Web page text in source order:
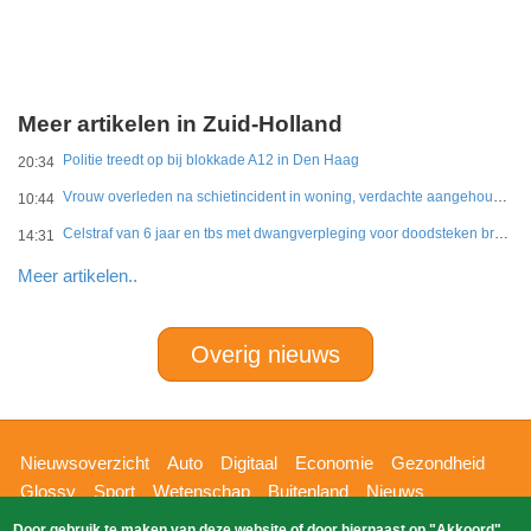
Meer artikelen in Zuid-Holland
20:34 Politie treedt op bij blokkade A12 in Den Haag
10:44 Vrouw overleden na schietincident in woning, verdachte aangehouden
14:31 Celstraf van 6 jaar en tbs met dwangverpleging voor doodsteken broer in Gouda
Meer artikelen..
Overig nieuws
Hoofdnavigatie
Nieuwsoverzicht Auto Digitaal Economie
Gezondheid
Glossy
Sport Wetenschap Buitenland
Nieuws
Bizzpress
Blik op 112 Provincies Weekoverzicht